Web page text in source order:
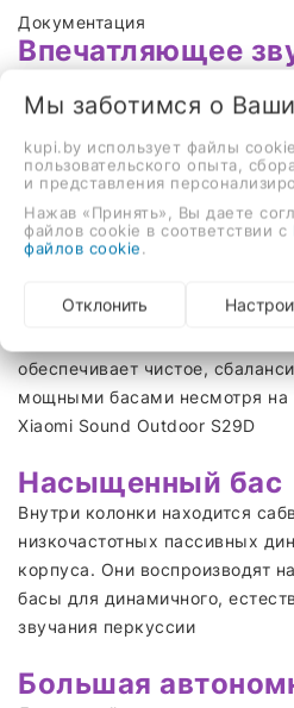
Документация
Впечатляющее
38-DB — это захватывающее
поддержка TWS для
полная влаго-пылезащита и
до 12 часов. Дизайн колонки
Award: Product Design 2024.
Компактный и
обеспечивает чистое,
мощными басами несмотря на
Xiaomi Sound Outdoor S29D
Насыщенный бас
Внутри колонки находится
низкочастотных пассивных
корпуса. Они воспроизводят
басы для динамичного,
звучания перкуссии
Большая
Мы заботимся о
kupi.by использует файлы
пользовательского опыта,
и представления
Нажав «Принять», Вы даете
файлов cookie в соответствии с
файлов cookie
Отклонить